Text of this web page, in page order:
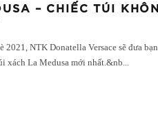
– CHIẾC TÚI
2021, NTK Donatella Versace sẽ đưa
xách La Medusa mới nhất.&nb...